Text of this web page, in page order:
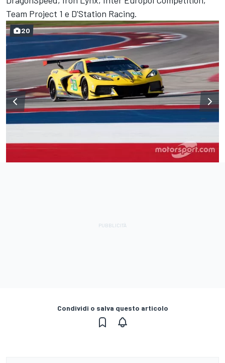
Team Project 1 e D'Station Racing.
20
Condividi o salva questo articolo